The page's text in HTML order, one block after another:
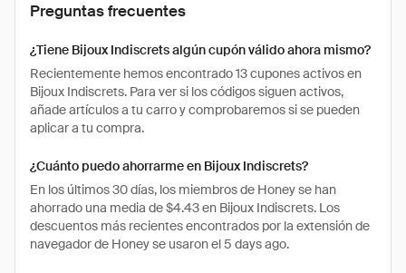
Preguntas frecuentes
¿Tiene Bijoux Indiscrets algún cupón válido ahora mismo?
Recientemente hemos encontrado 13 cupones activos en
Bijoux Indiscrets. Para ver si los códigos siguen activos,
añade artículos a tu carro y comprobaremos si se pueden
aplicar a tu compra.
¿Cuánto puedo ahorrarme en Bijoux Indiscrets?
En los últimos 30 días, los miembros de Honey se han
ahorrado una media de $4.43 en Bijoux Indiscrets. Los
descuentos más recientes encontrados por la extensión de
navegador de Honey se usaron el 5 days ago.